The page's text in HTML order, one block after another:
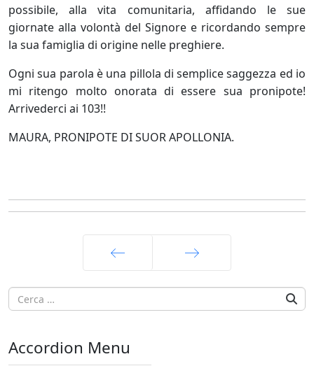
possibile, alla vita comunitaria, affidando le sue
giornate alla volontà del Signore e ricordando sempre
la sua famiglia di origine nelle preghiere.
Ogni sua parola è una pillola di semplice saggezza ed io
mi ritengo molto onorata di essere sua pronipote!
Arrivederci ai 103!!
MAURA, PRONIPOTE DI SUOR APOLLONIA.
Prec Avanti
Accordion Menu